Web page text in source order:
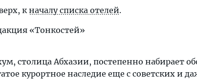
кначалу списка отелей.
«Тонкостей»
столица Абхазии, постепенно набирает
курортное наследие еще с советских и